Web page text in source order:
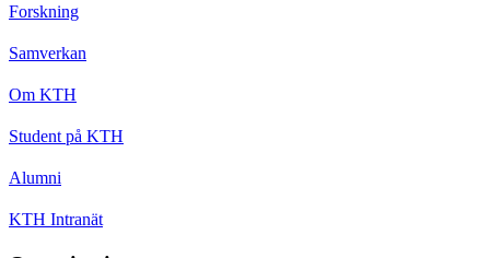
Forskning
Samverkan
Om KTH
Student på KTH
Alumni
KTH Intranät